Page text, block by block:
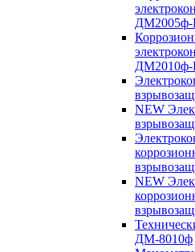
ДМ2005ф-
ДМ2010ф-
NEW
NEW
ДМ-8010ф